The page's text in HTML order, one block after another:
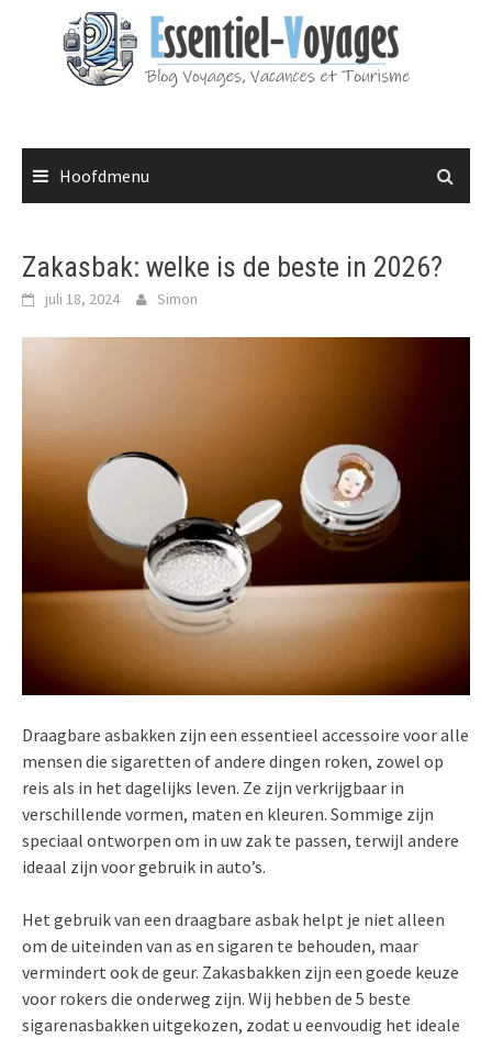
Hoofdmenu
Zakasbak: welke is de beste in 2026?
juli 18, 2024 Simon
Draagbare asbakken zijn een essentieel accessoire voor alle
mensen die sigaretten of andere dingen roken, zowel op
reis als in het dagelijks leven. Ze zijn verkrijgbaar in
verschillende vormen, maten en kleuren. Sommige zijn
speciaal ontworpen om in uw zak te passen, terwijl andere
ideaal zijn voor gebruik in auto’s.
Het gebruik van een draagbare asbak helpt je niet alleen
om de uiteinden van as en sigaren te behouden, maar
vermindert ook de geur. Zakasbakken zijn een goede keuze
voor rokers die onderweg zijn. Wij hebben de 5 beste
sigarenasbakken uitgekozen, zodat u eenvoudig het ideale